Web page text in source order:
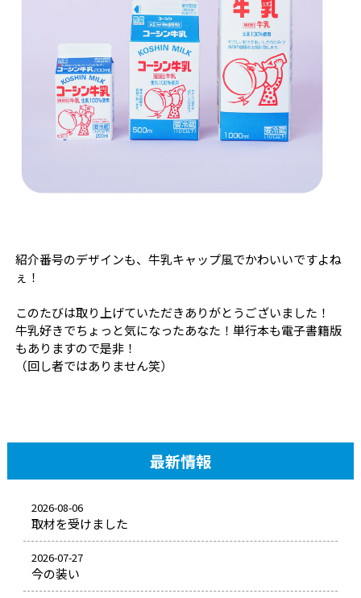
紹介番号のデザインも、牛乳キャップ風でかわいいですよね
ぇ！
このたびは取り上げていただきありがとうございました！
牛乳好きでちょっと気になったあなた！単行本も電子書籍版
もありますので是非！
（回し者ではありません笑）
最新情報
2026-08-06
取材を受けました
2026-07-27
今の装い